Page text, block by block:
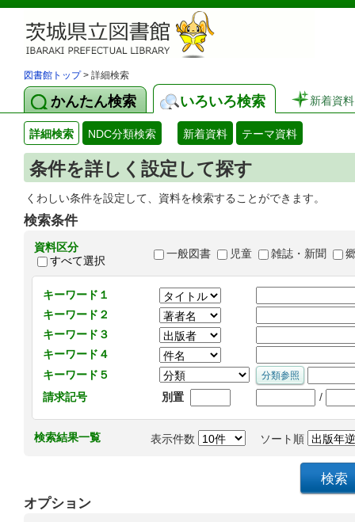
図書館トップ> 詳細検索
かんたん検索 いろいろ検索 新着資料
詳細検索 NDC分類検索 新着資料 テーマ資料
条件を詳しく設定して探す
くわしい条件を設定して、資料を検索することができます。
検索条件
資料区分
すべて選択
一般図書 児童 雑誌・新聞
キーワード１
キーワード２
キーワード３
キーワード４
キーワード５
請求記号
別置 /
検索結果一覧 表示件数 ソート順
オプション